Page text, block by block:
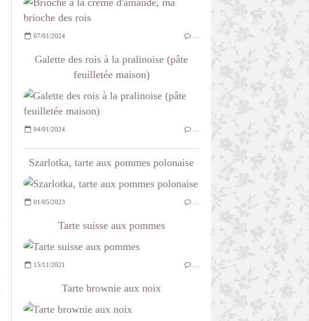
07/01/2024
Galette des rois à la pralinoise (pâte
feuilletée maison)
04/01/2024
Szarlotka, tarte aux pommes polonaise
01/05/2023
Tarte suisse aux pommes
15/11/2021
Tarte brownie aux noix